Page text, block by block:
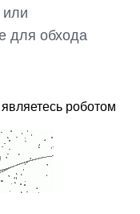
или
для обхода
роботом